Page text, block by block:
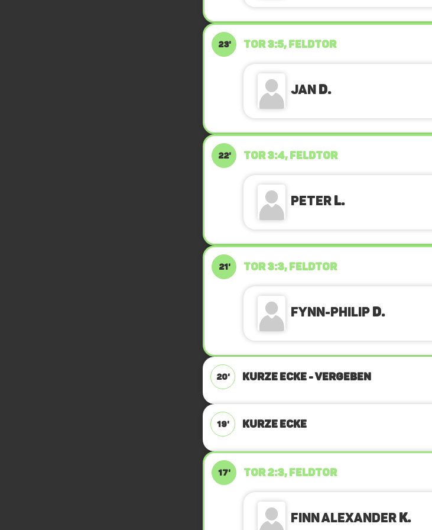
23' TOR 3:5, FELDTOR
JanD.
22' TOR 3:4, FELDTOR
PeterL.
21' TOR 3:3, FELDTOR
Fynn-PhilipD.
20' KURZE ECKE - VERGEBEN
19' KURZE ECKE
17' TOR 2:3, FELDTOR
Finn AlexanderK.